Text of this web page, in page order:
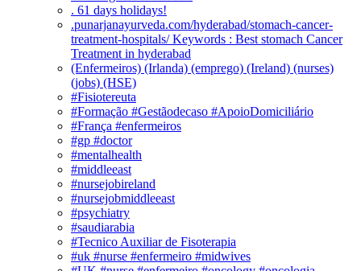
. 61 days holidays!
.punarjanayurveda.com/hyderabad/stomach-cancer-
treatment-hospitals/ Keywords : Best stomach Cancer
Treatment in hyderabad
(Enfermeiros) (Irlanda) (emprego) (Ireland) (nurses)
(jobs) (HSE)
#Fisiotereuta
#Formação #Gestãodecaso #ApoioDomiciliário
#França #enfermeiros
#gp #doctor
#mentalhealth
#middleeast
#nursejobireland
#nursejobmiddleeast
#psychiatry
#saudiarabia
#Tecnico Auxiliar de Fisoterapia
#uk #nurse #enfermeiro #midwives